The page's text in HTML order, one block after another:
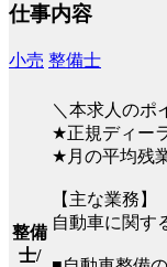
仕事内容
小売 整備士
整備
士/
＼本求人のポ
★正規ディー
★月の平均残
【主な業務】
自動車に関す